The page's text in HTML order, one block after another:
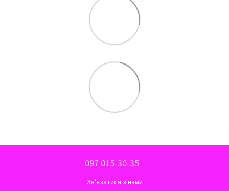
097 015-30-35
Зв'язатися з нами